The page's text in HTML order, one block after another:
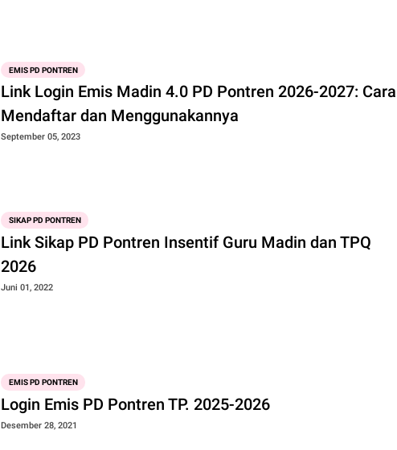
EMIS PD PONTREN
Link Login Emis Madin 4.0 PD Pontren 2026-2027: Cara
Mendaftar dan Menggunakannya
September 05, 2023
SIKAP PD PONTREN
Link Sikap PD Pontren Insentif Guru Madin dan TPQ
2026
Juni 01, 2022
EMIS PD PONTREN
Login Emis PD Pontren TP. 2025-2026
Desember 28, 2021